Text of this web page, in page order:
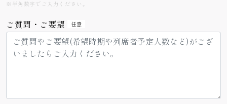
※半角数字でご入力ください。
ご質問・ご要望 任意